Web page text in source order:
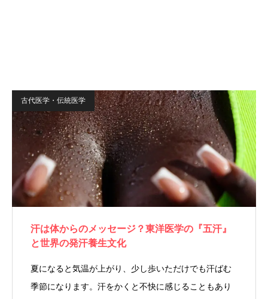
古代医学・伝統医学
汗は体からのメッセージ？東洋医学の『五汗』
と世界の発汗養生文化
夏になると気温が上がり、少し歩いただけでも汗ばむ
季節になります。汗をかくと不快に感じることもあり